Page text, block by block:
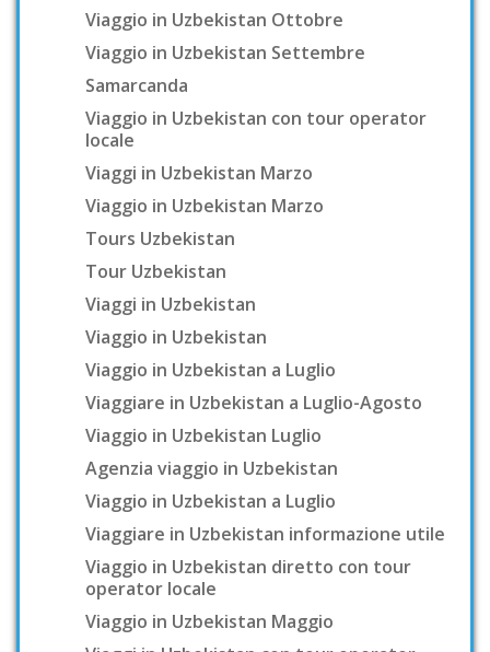
Viaggio in Uzbekistan Ottobre
Viaggio in Uzbekistan Settembre
Samarcanda
Viaggio in Uzbekistan con tour operator
locale
Viaggi in Uzbekistan Marzo
Viaggio in Uzbekistan Marzo
Tours Uzbekistan
Tour Uzbekistan
Viaggi in Uzbekistan
Viaggio in Uzbekistan
Viaggio in Uzbekistan a Luglio
Viaggiare in Uzbekistan a Luglio-Agosto
Viaggio in Uzbekistan Luglio
Agenzia viaggio in Uzbekistan
Viaggio in Uzbekistan a Luglio
Viaggiare in Uzbekistan informazione utile
Viaggio in Uzbekistan diretto con tour
operator locale
Viaggio in Uzbekistan Maggio